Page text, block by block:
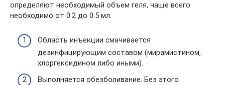
определяют необходимый объем геля, чаще всего
необходимо от 0.2 до 0.5 мл.
Область инъекции смачивается
дезинфицирующим составом (мирамистином,
хлоргексидином либо иными).
Выполняется обезболивание. Без этого